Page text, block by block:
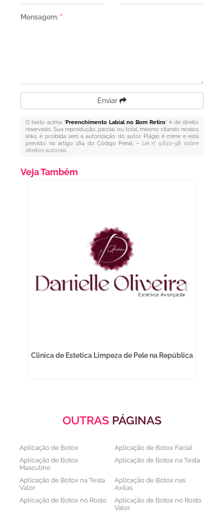
Mensagem: *
Enviar
O texto acima "Preenchimento Labial no Bom Retiro" é de direito
reservado. Sua reprodução, parcial ou total, mesmo citando nossos
links, é proibida sem a autorização do autor. Plágio é crime e está
previsto no artigo 184 do Código Penal. – Lei n° 9.610-98 sobre
direitos autorais.
Veja Também
Clinica de Estetica Limpeza de Pele na República
OUTRAS PÁGINAS
Aplicação de Botox
Aplicação de Botox Facial
Aplicação de Botox
Masculino
Aplicação de Botox na Testa
Aplicação de Botox na Testa
Valor
Aplicação de Botox nas
Axilas
Aplicação de Botox no Rosto
Aplicação de Botox no Rosto
Valor